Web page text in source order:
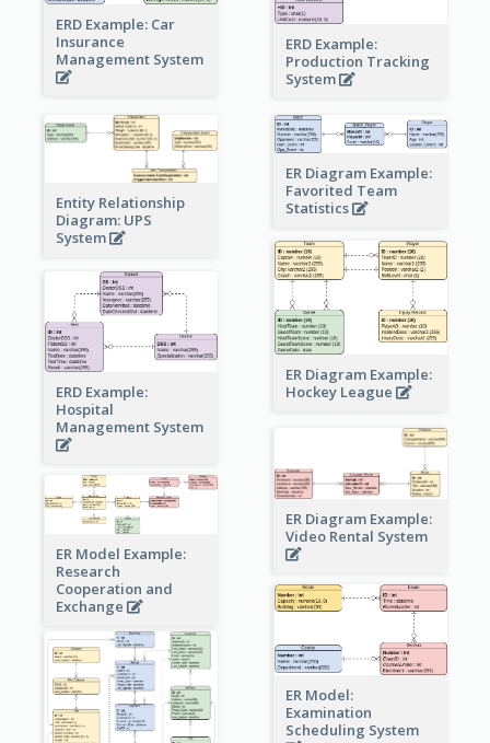
ERD Example:
Production Tracking
System
ERD Example: Car
Insurance
Management System
Entity Relationship
Diagram: UPS
System
ER Diagram Example:
Favorited Team
Statistics
ER Diagram Example:
Hockey League
ERD Example:
Hospital
Management System
ER Diagram Example:
Video Rental System
ER Model Example:
Research
Cooperation and
Exchange
ER Model:
Examination
Scheduling System